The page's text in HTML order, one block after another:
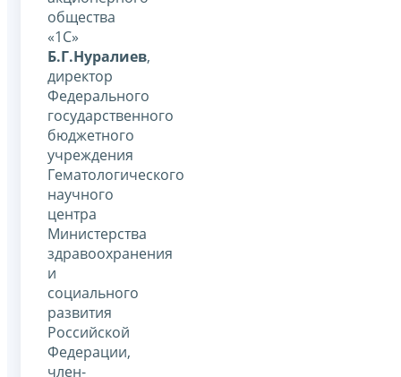
общества
«1С»
Б.Г.Нуралиев,
директор
Федерального
государственного
бюджетного
учреждения
Гематологического
научного
центра
Министерства
здравоохранения
и
социального
развития
Российской
Федерации,
член-